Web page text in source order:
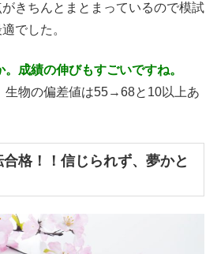
きちんとまとまっているので模試
でした。
成績の伸びもすごいですね。
物の偏差値は55→68と10以上あ
合格！！信じられず、夢かと